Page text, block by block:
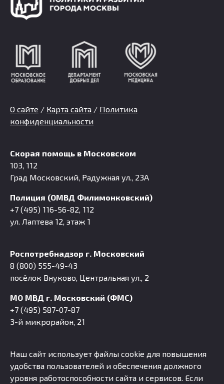
О сайте / Карта сайта / Политика
конфиденциальности
Скорая помощь в Московском
103, 112
Град Московский, Радужная ул., 23А
Полиция (ОМВД Филимонковский)
+7 (495) 116-56-82, 112
ул. Лаптева 12, этаж 1
Роспотребнадзор г. Московский
8 (800) 555-49-43
посёлок Внуково, Центральная ул., 2
МО МВД г. Московский (ФМС)
+7 (495) 587-07-87
3-й микрорайон, 21
Наш сайт использует файлы cookie для повышения
удобства пользователей и обеспечения должного
уровня работоспособности сайта и сервисов. Если